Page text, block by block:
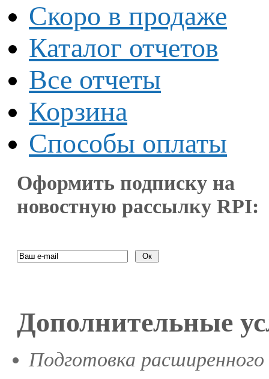
Скоро в продаже
Каталог отчетов
Все отчеты
Корзина
Способы оплаты
Оформить подписку на
новостную рассылку RPI:
Дополнительные
Подготовка